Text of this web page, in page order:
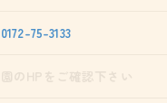
0172-75-3133